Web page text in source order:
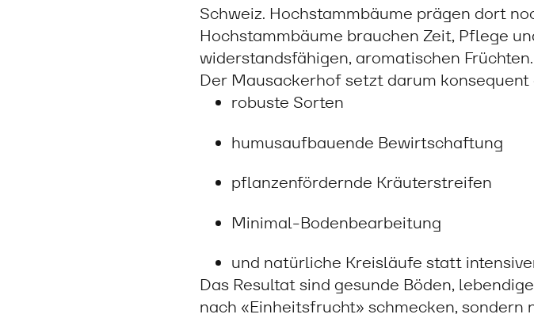
Schweiz. Hochstammbäume prägen dort
Hochstammbäume brauchen Zeit, Pflege
widerstandsfähigen, aromatischen Früchten.
Der Mausackerhof setzt darum konsequent
robuste Sorten
humusaufbauende Bewirtschaftung
pflanzenfördernde Kräuterstreifen
Minimal-Bodenbearbeitung
und natürliche Kreisläufe statt
Das Resultat sind gesunde Böden,
nach «Einheitsfrucht» schmecken, sondern